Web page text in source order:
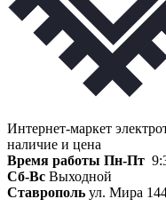
Интернет-маркет
наличие и цена
Время работы Пн-Пт
Сб-Вс Выходной
Ставрополь ул. Мира